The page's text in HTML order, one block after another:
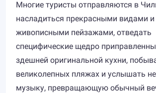
Многие туристы отправляются в
насладиться прекрасными видами и
живописными пейзажами, отведать
специфические щедро
здешней оригинальной кухни,
великолепных пляжах и услышать
музыку, превращающую обычный